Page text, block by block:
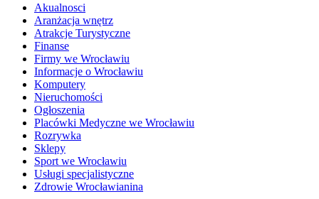
Akualnosci
Aranżacja wnętrz
Atrakcje Turystyczne
Finanse
Firmy we Wrocławiu
Informacje o Wrocławiu
Komputery
Nieruchomości
Ogłoszenia
Placówki Medyczne we Wrocławiu
Rozrywka
Sklepy
Sport we Wrocławiu
Usługi specjalistyczne
Zdrowie Wrocławianina